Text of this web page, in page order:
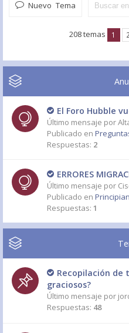
Nuevo Tema
208 temas 1 2
El Foro Hubble
Último mensaje por
Publicado en
Respuestas: 2
ERRORES
Último mensaje por
Publicado en
Respuestas: 1
Recopilación de
graciosos?
Último mensaje por
Respuestas: 48